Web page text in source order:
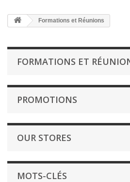
Formations et Réunions
FORMATIONS ET
PROMOTIONS
OUR STORES
MOTS-CLÉS